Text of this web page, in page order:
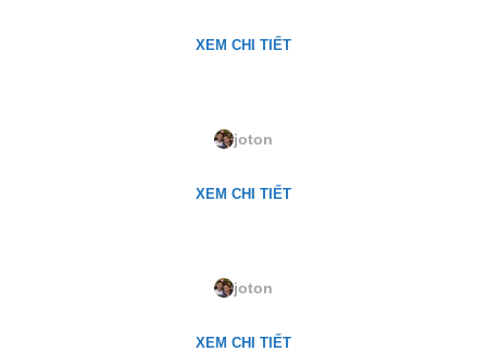
XEM CHI TIẾT
joton
XEM CHI TIẾT
joton
XEM CHI TIẾT